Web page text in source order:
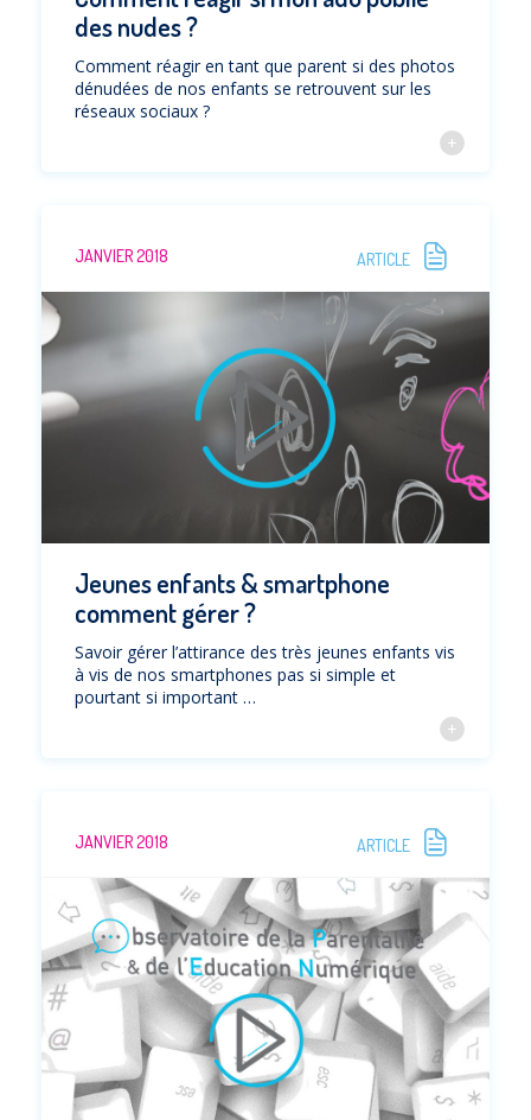
des nudes ?
Comment réagir en tant que parent si des photos
dénudées de nos enfants se retrouvent sur les
réseaux sociaux ?
JANVIER 2018 ARTICLE
Jeunes enfants & smartphone
comment gérer ?
Savoir gérer l’attirance des très jeunes enfants vis
à vis de nos smartphones pas si simple et
pourtant si important …
JANVIER 2018 ARTICLE